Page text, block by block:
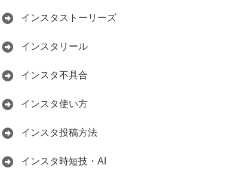
インスタストーリーズ
インスタリール
インスタ不具合
インスタ使い方
インスタ投稿方法
インスタ時短技・AI